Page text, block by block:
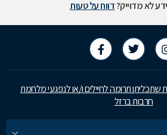
לא מדוייק?דווח על טעות
שתכליתן תרומה לחיילים ו/או לנפגעי מלחמת
חרבות ברזל